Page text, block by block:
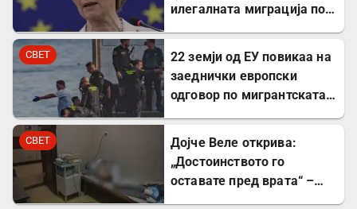
илегалната миграција по
СВЕТ
22 земји од ЕУ повикаа на
заеднички европски
одговор по мигрантската
СВЕТ
Дојче Веле открива:
„Достоинството го
оставате пред врата“ –